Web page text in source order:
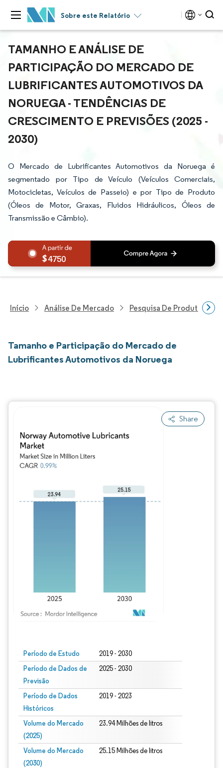
Sobre este Relatório
TAMANHO E ANÁLISE DE
PARTICIPAÇÃO DO MERCADO DE
LUBRIFICANTES AUTOMOTIVOS DA
NORUEGA - TENDÊNCIAS DE
CRESCIMENTO E PREVISÕES (2025 -
2030)
O Mercado de Lubrificantes Automotivos da Noruega é
segmentado por Tipo de Veículo (Veículos Comerciais,
Motocicletas, Veículos de Passeio) e por Tipo de Produto
(Óleos de Motor, Graxas, Fluidos Hidráulicos, Óleos de
Transmissão e Câmbio).
4750
Início Análise De Mercado Pesquisa De Produtos
Tamanho e Participação do Mercado de
Lubrificantes Automotivos da Noruega
Share
Período de Estudo 2019 - 2030
Período de Dados de
Previsão
2025 - 2030
Período de Dados
Históricos
2019 - 2023
Volume do Mercado
(2025)
23.94 Milhões de litros
Volume do Mercado
(2030)
25.15 Milhões de litros